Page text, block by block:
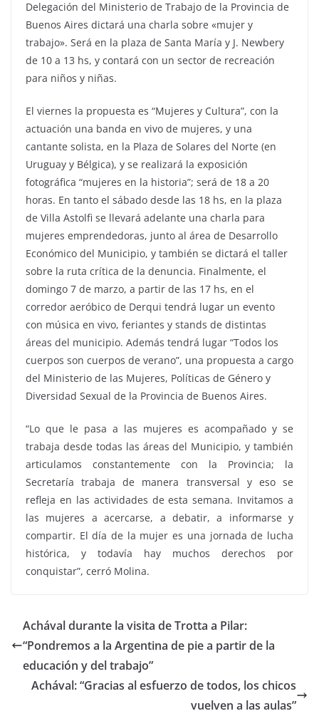
Delegación del Ministerio de Trabajo de la Provincia de
Buenos Aires dictará una charla sobre «mujer y
trabajo». Será en la plaza de Santa María y J. Newbery
de 10 a 13 hs, y contará con un sector de recreación
para niños y niñas.
El viernes la propuesta es “Mujeres y Cultura”, con la
actuación una banda en vivo de mujeres, y una
cantante solista, en la Plaza de Solares del Norte (en
Uruguay y Bélgica), y se realizará la exposición
fotográfica “mujeres en la historia”; será de 18 a 20
horas. En tanto el sábado desde las 18 hs, en la plaza
de Villa Astolfi se llevará adelante una charla para
mujeres emprendedoras, junto al área de Desarrollo
Económico del Municipio, y también se dictará el taller
sobre la ruta crítica de la denuncia. Finalmente, el
domingo 7 de marzo, a partir de las 17 hs, en el
corredor aeróbico de Derqui tendrá lugar un evento
con música en vivo, feriantes y stands de distintas
áreas del municipio. Además tendrá lugar “Todos los
cuerpos son cuerpos de verano”, una propuesta a cargo
del Ministerio de las Mujeres, Políticas de Género y
Diversidad Sexual de la Provincia de Buenos Aires.
“Lo que le pasa a las mujeres es acompañado y se
trabaja desde todas las áreas del Municipio, y también
articulamos constantemente con la Provincia; la
Secretaría trabaja de manera transversal y eso se
refleja en las actividades de esta semana. Invitamos a
las mujeres a acercarse, a debatir, a informarse y
compartir. El día de la mujer es una jornada de lucha
histórica, y todavía hay muchos derechos por
conquistar”, cerró Molina.
Achával durante la visita de Trotta a Pilar:
“Pondremos a la Argentina de pie a partir de la
educación y del trabajo”
Achával: “Gracias al esfuerzo de todos, los chicos
vuelven a las aulas”